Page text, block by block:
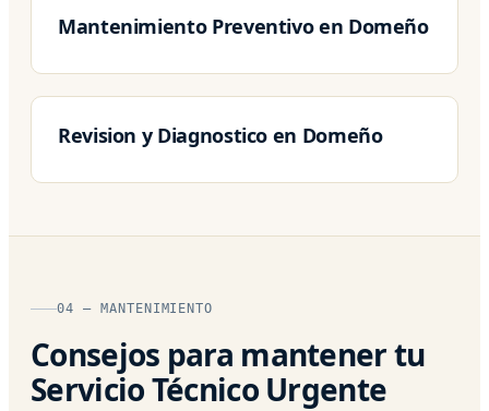
Mantenimiento Preventivo en Domeño
Revision y Diagnostico en Domeño
04 — MANTENIMIENTO
Consejos para mantener tu
Servicio Técnico Urgente